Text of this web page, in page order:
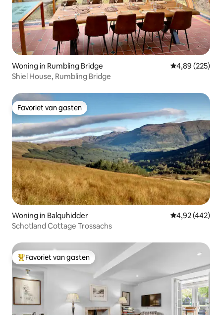
Woning in Rumbling Bridge Gemiddelde
4,89 (225)
Shiel House, Rumbling Bridge
Favoriet van gasten
Favoriet van gasten
Woning in Balquhidder Gemiddelde
4,92 (442)
Schotland Cottage Trossachs
Topfavoriet van gasten
Favoriet van gasten